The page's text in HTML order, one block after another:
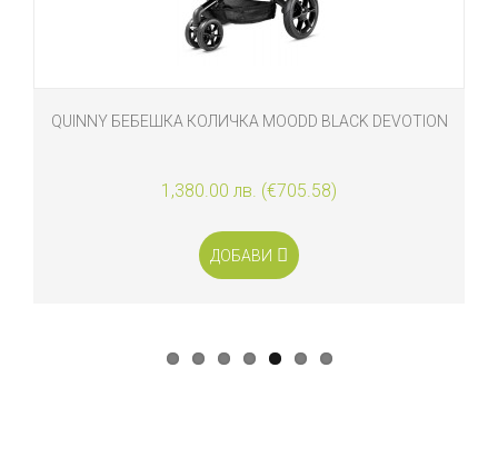
QUINNY БЕБЕШКА КОЛИЧКА MOODD BLACK DEVOTION
1,380.00 лв. (€705.58)
ДОБАВИ